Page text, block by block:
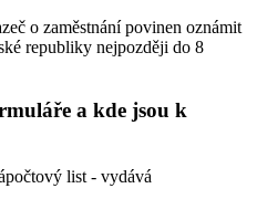
o zaměstnání povinen oznámit
republiky nejpozději do 8
a kde jsou k
list - vydává